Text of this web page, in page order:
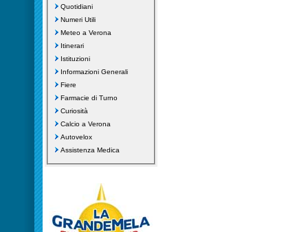
Quotidiani
Numeri Utili
Meteo a Verona
Itinerari
Istituzioni
Informazioni Generali
Fiere
Farmacie di Turno
Curiosità
Calcio a Verona
Autovelox
Assistenza Medica